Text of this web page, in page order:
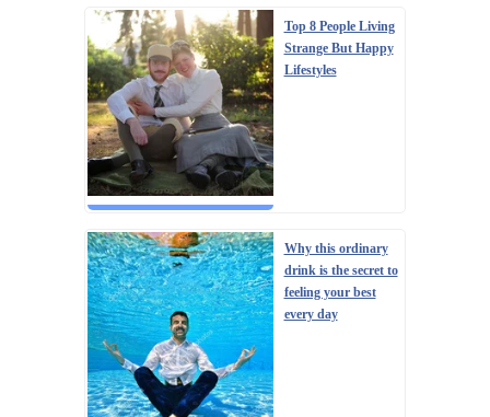
Top 8 People Living
Strange But Happy
Lifestyles
Why this ordinary
drink is the secret to
feeling your best
every day